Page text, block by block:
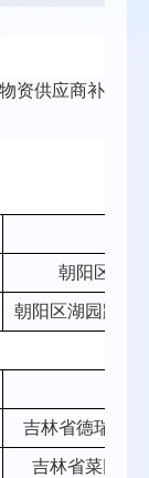
资供应商补
朝阳区宇
朝阳区湖园路市
吉林省德瑞祥
吉林省菜团帮